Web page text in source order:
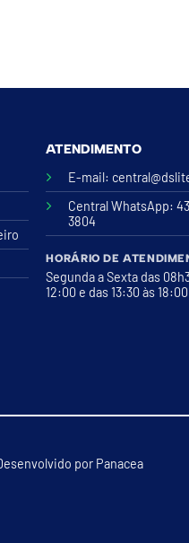
ATENDIMENTO
E-mail:
Central WhatsApp:
3804
HORÁRIO DE
Segunda a Sexta das
12:00 e das 13:30 às 18:00
por Panacea